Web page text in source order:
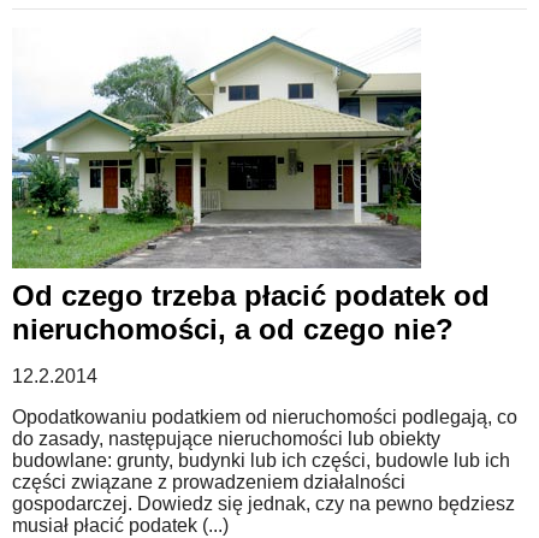
Od czego trzeba płacić podatek od
nieruchomości, a od czego nie?
12.2.2014
Opodatkowaniu podatkiem od nieruchomości podlegają, co
do zasady, następujące nieruchomości lub obiekty
budowlane: grunty, budynki lub ich części, budowle lub ich
części związane z prowadzeniem działalności
gospodarczej. Dowiedz się jednak, czy na pewno będziesz
musiał płacić podatek (...)